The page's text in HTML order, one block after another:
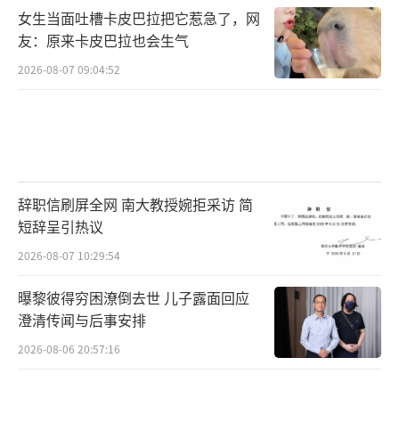
女生当面吐槽卡皮巴拉把它惹急了，网
友：原来卡皮巴拉也会生气
2026-08-07 09:04:52
辞职信刷屏全网 南大教授婉拒采访 简
短辞呈引热议
2026-08-07 10:29:54
曝黎彼得穷困潦倒去世 儿子露面回应
澄清传闻与后事安排
2026-08-06 20:57:16